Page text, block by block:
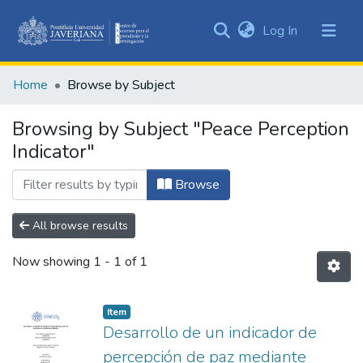
&
All of DSpace
Log In (current)
Home Browse by Subject
Browsing by Subject "Peace Perception
Indicator"
Browse
All browse results
Now showing 1 - 1 of 1
Item
Desarrollo de un indicador de
percepción de paz mediante